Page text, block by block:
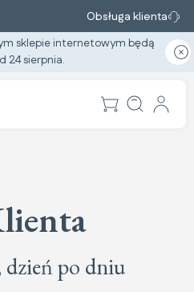
Obsługa klienta
sklepie internetowym będą
24 sierpnia.
po dniu